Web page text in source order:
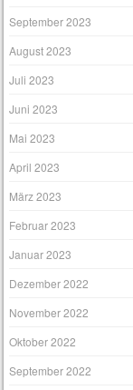
September 2023
August 2023
Juli 2023
Juni 2023
Mai 2023
April 2023
März 2023
Februar 2023
Januar 2023
Dezember 2022
November 2022
Oktober 2022
September 2022